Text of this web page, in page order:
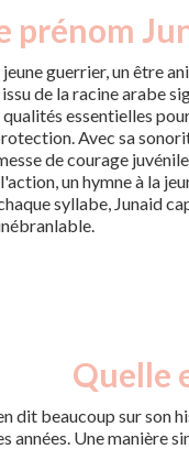
prénom
guerrier, un être
de la racine arabe
essentielles
Avec sa
de courage
un hymne à la
syllabe, Junaid
Quelle
dit beaucoup sur son
années. Une manière